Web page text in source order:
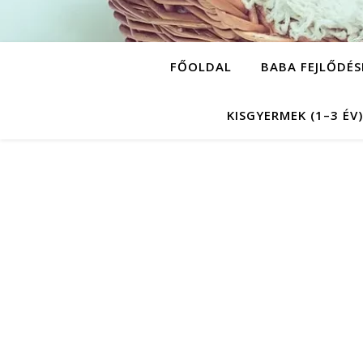
FŐOLDAL BABA
KISGYERMEK (1–3 ÉV)